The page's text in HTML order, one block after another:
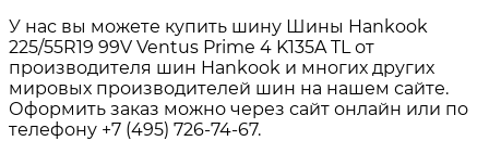
У нас вы можете купить шину Шины Hankook
225/55R19 99V Ventus Prime 4 K135A TL от
производителя шин Hankook и многих других
мировых производителей шин на нашем сайте.
Оформить заказ можно через сайт онлайн или по
телефону +7 (495) 726-74-67.